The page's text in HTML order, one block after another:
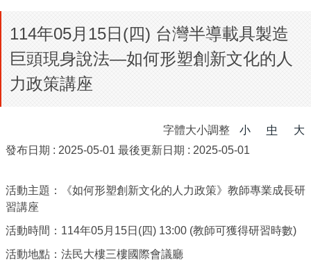
114年05月15日(四) 台灣半導載具製造
巨頭現身說法—如何形塑創新文化的人
力政策講座
字體大小調整 小 中
大
發布日期 : 2025-05-01 最後更新日期 : 2025-05-01
活動主題：《如何形塑創新文化的人力政策》教師專業成長研
習講座
活動時間：114年05月15日(四) 13:00 (教師可獲得研習時數)
活動地點：法民大樓三樓國際會議廳